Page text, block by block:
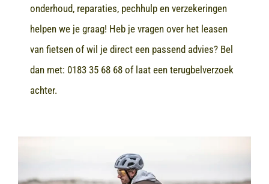
onderhoud, reparaties, pechhulp en verzekeringen
helpen we je graag! Heb je vragen over het leasen
van fietsen of wil je direct een passend advies? Bel
dan met: 0183 35 68 68of laat een terugbelverzoek
achter.